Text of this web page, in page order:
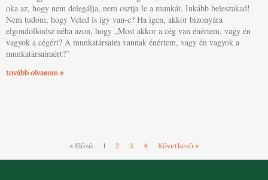
oka az, hogy nem delegálja, nem osztja le a munkát. Inkább beleszakad!
Nem tudom, hogy Veled is így van-e? Ha igen, akkor bizonyára
elgondolkodsz néha azon, hogy „Most akkor a cég van énértem, vagy én
vagyok a cégért? A munkatársaim vannak énértem, vagy én vagyok a
munkatársaimért?”
tovább olvasom »
« Előző 1 2 3 4 Következő »